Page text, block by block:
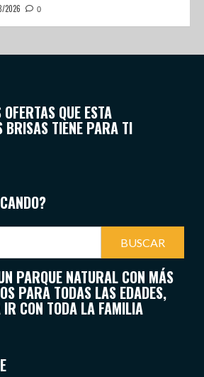
2026 0
QUE ESTA
BRISAS TIENE PARA TI
PARQUE NATURAL CON MÁS
PARA TODAS LAS EDADES,
CON TODA LA FAMILIA